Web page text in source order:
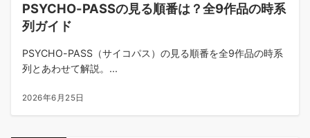
PSYCHO-PASSの見る順番は？全9作品の時系
列ガイド
PSYCHO-PASS（サイコパス）の見る順番を全9作品の時系
列とあわせて解説。...
2026年6月25日